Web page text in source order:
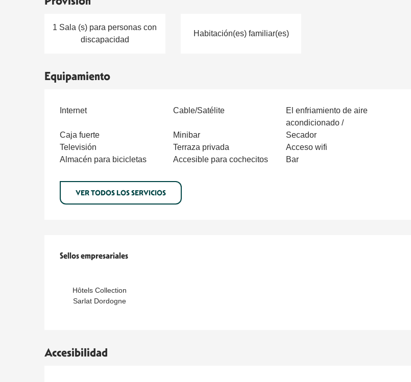
1 Sala (s) para personas con
discapacidad
Habitación(es) familiar(es)
Equipamiento
Internet Cable/Satélite
El enfriamiento de aire
acondicionado /
Caja fuerte
Minibar
Secador
Televisión
Terraza privada
Acceso wifi
Almacén para bicicletas
Accesible para cochecitos Bar
VER TODOS LOS SERVICIOS
Oferta de prestaciones
Sellos empresariales
Sellos empresariales
Hôtels Collection
Sarlat Dordogne
Accesibilidad